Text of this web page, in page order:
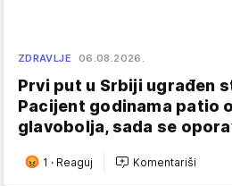
ZDRAVLJE 06.08.2026.
Prvi put u Srbiji ugrađen
Pacijent godinama patio
glavobolja, sada se
1 · Reaguj Komentariši